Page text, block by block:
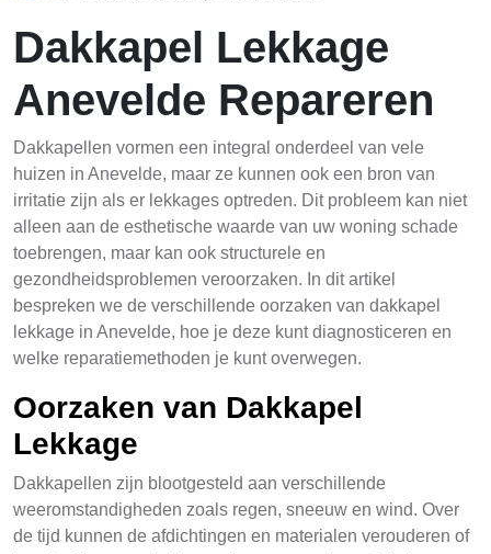
Dakkapel Lekkage
Anevelde Repareren
Dakkapellen vormen een integral onderdeel van vele
huizen in Anevelde, maar ze kunnen ook een bron van
irritatie zijn als er lekkages optreden. Dit probleem kan niet
alleen aan de esthetische waarde van uw woning schade
toebrengen, maar kan ook structurele en
gezondheidsproblemen veroorzaken. In dit artikel
bespreken we de verschillende oorzaken van dakkapel
lekkage in Anevelde, hoe je deze kunt diagnosticeren en
welke reparatiemethoden je kunt overwegen.
Oorzaken van Dakkapel
Lekkage
Dakkapellen zijn blootgesteld aan verschillende
weeromstandigheden zoals regen, sneeuw en wind. Over
de tijd kunnen de afdichtingen en materialen verouderen of